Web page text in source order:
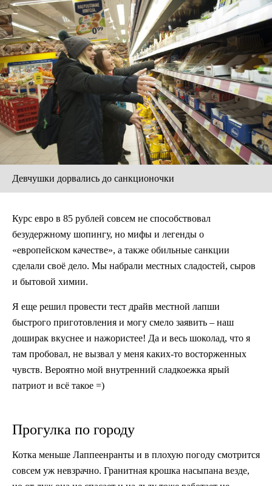
Девчушки дорвались до санкционочки
Курс евро в 85 рублей совсем не способствовал
безудержному шопингу, но мифы и легенды о
«европейском качестве», а также обильные санкции
сделали своё дело. Мы набрали местных сладостей, сыров
и бытовой химии.
Я еще решил провести тест драйв местной лапши
быстрого приготовления и могу смело заявить – наш
доширак вкуснее и нажористее! Да и весь шоколад, что я
там пробовал, не вызвал у меня каких-то восторженных
чувств. Вероятно мой внутренний сладкоежка ярый
патриот и всё такое =)
Прогулка по городу
Котка меньше Лаппеенранты и в плохую погоду смотрится
совсем уж невзрачно. Гранитная крошка насыпана везде,